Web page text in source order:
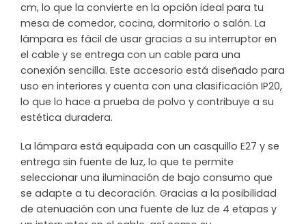
cm, lo que la convierte en la opción ideal para tu
mesa de comedor, cocina, dormitorio o salón. La
lámpara es fácil de usar gracias a su interruptor en
el cable y se entrega con un cable para una
conexión sencilla. Este accesorio está diseñado para
uso en interiores y cuenta con una clasificación IP20,
lo que lo hace a prueba de polvo y contribuye a su
estética duradera.
La lámpara está equipada con un casquillo E27 y se
entrega sin fuente de luz, lo que te permite
seleccionar una iluminación de bajo consumo que
se adapte a tu decoración. Gracias a la posibilidad
de atenuación con una fuente de luz de 4 etapas y